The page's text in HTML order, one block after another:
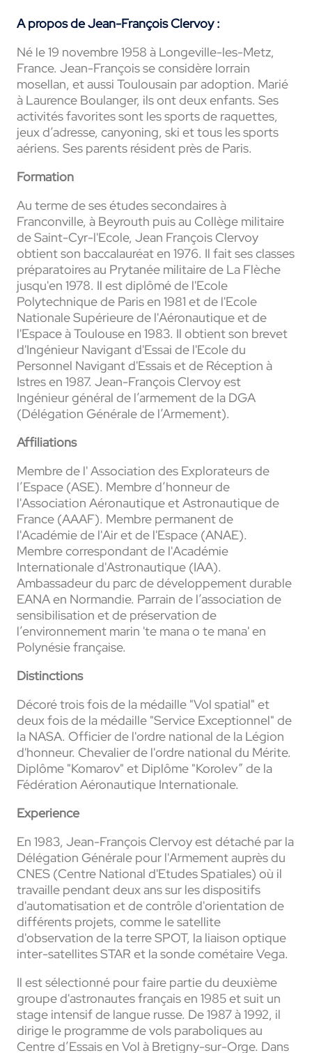
A propos de Jean-François Clervoy :
Né le 19 novembre 1958 à Longeville-les-Metz,
France. Jean-François se considère lorrain
mosellan, et aussi Toulousain par adoption. Marié
à Laurence Boulanger, ils ont deux enfants. Ses
activités favorites sont les sports de raquettes,
jeux d’adresse, canyoning, ski et tous les sports
aériens. Ses parents résident près de Paris.
Formation
Au terme de ses études secondaires à
Franconville, à Beyrouth puis au Collège militaire
de Saint-Cyr-l'Ecole, Jean François Clervoy
obtient son baccalauréat en 1976. Il fait ses classes
préparatoires au Prytanée militaire de La Flèche
jusqu'en 1978. Il est diplômé de l'Ecole
Polytechnique de Paris en 1981 et de l'Ecole
Nationale Supérieure de l'Aéronautique et de
l'Espace à Toulouse en 1983. Il obtient son brevet
d'Ingénieur Navigant d'Essai de l'Ecole du
Personnel Navigant d'Essais et de Réception à
Istres en 1987. Jean-François Clervoy est
Ingénieur général de l’armement de la DGA
(Délégation Générale de l’Armement).
Affiliations
Membre de l' Association des Explorateurs de
l’Espace (ASE). Membre d’honneur de
l'Association Aéronautique et Astronautique de
France (AAAF). Membre permanent de
l'Académie de l'Air et de l'Espace (ANAE).
Membre correspondant de l'Académie
Internationale d'Astronautique (IAA).
Ambassadeur du parc de développement durable
EANA en Normandie. Parrain de l’association de
sensibilisation et de préservation de
l’environnement marin 'te mana o te mana' en
Polynésie française.
Distinctions
Décoré trois fois de la médaille "Vol spatial" et
deux fois de la médaille "Service Exceptionnel" de
la NASA. Officier de l'ordre national de la Légion
d'honneur. Chevalier de l'ordre national du Mérite.
Diplôme "Komarov" et Diplôme "Korolev” de la
Fédération Aéronautique Internationale.
Experience
En 1983, Jean-François Clervoy est détaché par la
Délégation Générale pour l'Armement auprès du
CNES (Centre National d'Etudes Spatiales) où il
travaille pendant deux ans sur les dispositifs
d'automatisation et de contrôle d'orientation de
différents projets, comme le satellite
d'observation de la terre SPOT, la liaison optique
inter-satellites STAR et la sonde cométaire Vega.
Il est sélectionné pour faire partie du deuxième
groupe d'astronautes français en 1985 et suit un
stage intensif de langue russe. De 1987 à 1992, il
dirige le programme de vols paraboliques au
Centre d’Essais en Vol à Bretigny-sur-Orge. Dans